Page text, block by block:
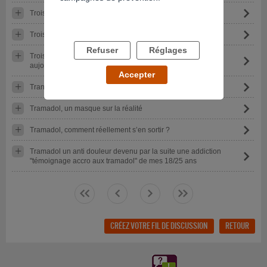
Troisième jour de seuvrage
Trois, deux, un, zéro
Trois ans après j'avais repris...j'ai tout jeté il y a un mois
aujourd'hui ça va!
Transmission
Tramadol, un masque sur la réalité
Tramadol, comment réellement s’en sortir ?
Tramadol un anti douleur devenu par la suite une addiction
"témoignage accro aux tramadol" de mes 18/25 ans
<< < > >>
CRÉEZ VOTRE FIL DE DISCUSSION RETOUR
Refuser Réglages
Accepter